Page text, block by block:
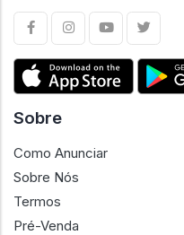
Sobre
Como Anunciar
Sobre Nós
Termos
Pré-Venda